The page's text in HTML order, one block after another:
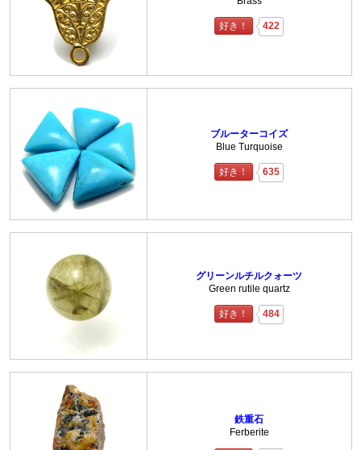
好き！ 422
ブルーターコイズ
Blue Turquoise
好き！ 635
グリーンルチルクォーツ
Green rutile quartz
好き！ 484
鉄重石
Ferberite